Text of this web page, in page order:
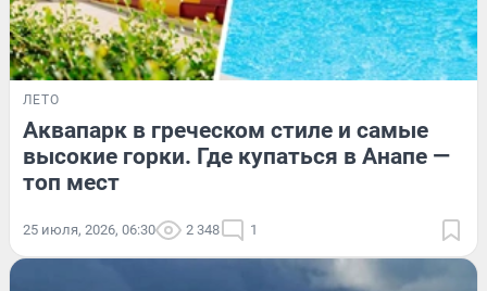
ЛЕТО
Аквапарк в греческом стиле и самые
высокие горки. Где купаться в Анапе —
топ мест
25 июля, 2026, 06:30 2 348 1